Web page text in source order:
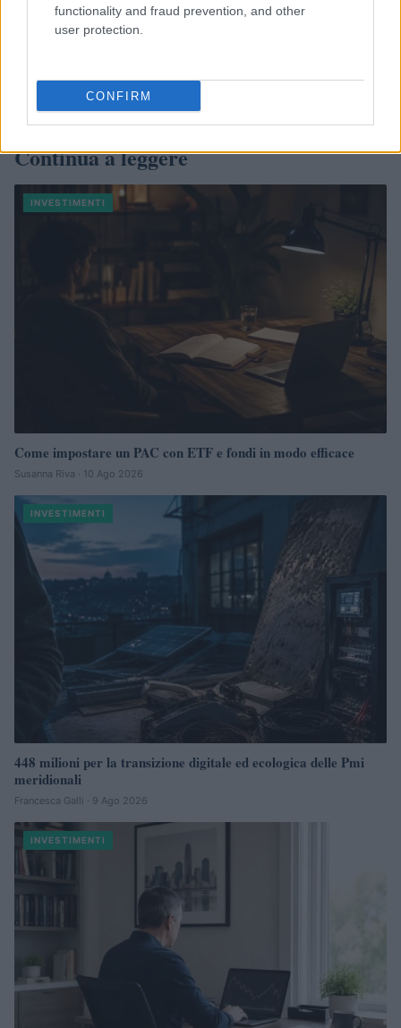
functionality and fraud prevention, and other
user protection.
CONFIRM
Continua a leggere
INVESTIMENTI
Come impostare un PAC con ETF e fondi in modo efficace
Susanna Riva · 10 Ago 2026
INVESTIMENTI
448 milioni per la transizione digitale ed ecologica delle Pmi
meridionali
Francesca Galli · 9 Ago 2026
INVESTIMENTI